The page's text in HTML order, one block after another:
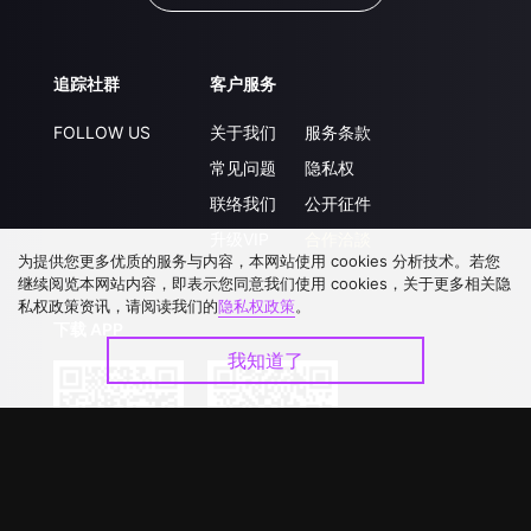
追踪社群
FOLLOW US
客户服务
关于我们
常见问题
联络我们
服务条款
隐私权
公开征件
为提供您更多优质的服务与内容，本网站使用 cookies 分析技术。若您
继续阅览本网站内容，即表示您同意我们使用 cookies，关于更多相关隐
私权政策资讯，请阅读我们的隐私权政策。
我知道了